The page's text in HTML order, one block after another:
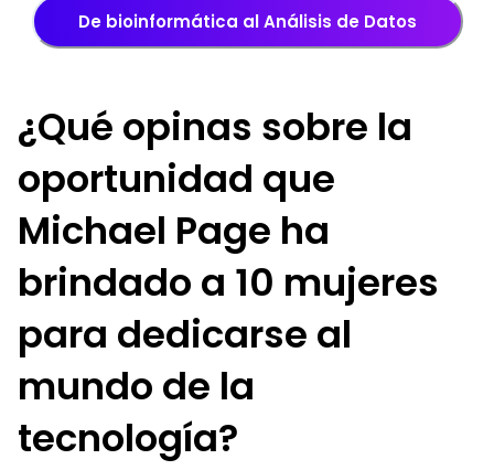
De bioinformática al Análisis de Datos
¿Qué opinas sobre la
oportunidad que
Michael Page ha
brindado a 10 mujeres
para dedicarse al
mundo de la
tecnología?